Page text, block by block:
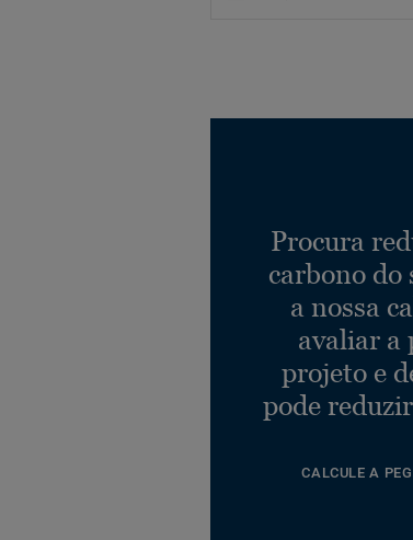
Procura
carbono do
a nossa
avaliar a
projeto e
pode
CALCULE A